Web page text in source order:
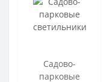
Садово-
парковые